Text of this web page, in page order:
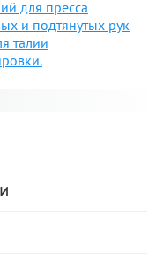
для пресса
и подтянутых рук
талии